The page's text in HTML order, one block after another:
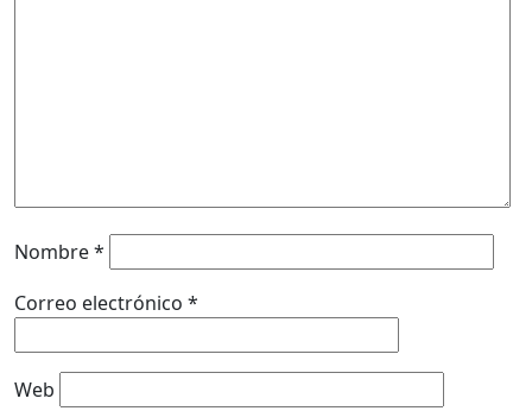
Nombre*
Correo electrónico *
Web